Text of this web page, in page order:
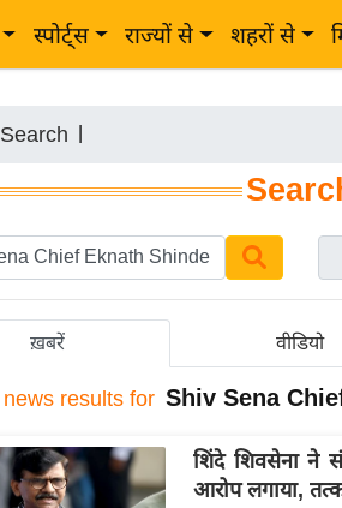
स्पोर्ट्स राज्यों से शहरों से
Search
ख़बरें वीडियो
news results for Shiv Sena
शिंदे शिवसेना ने
आरोप लगाया,